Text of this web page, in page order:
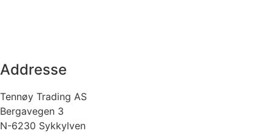
Addresse
Tennøy Trading AS
Bergavegen 3
N-6230 Sykkylven